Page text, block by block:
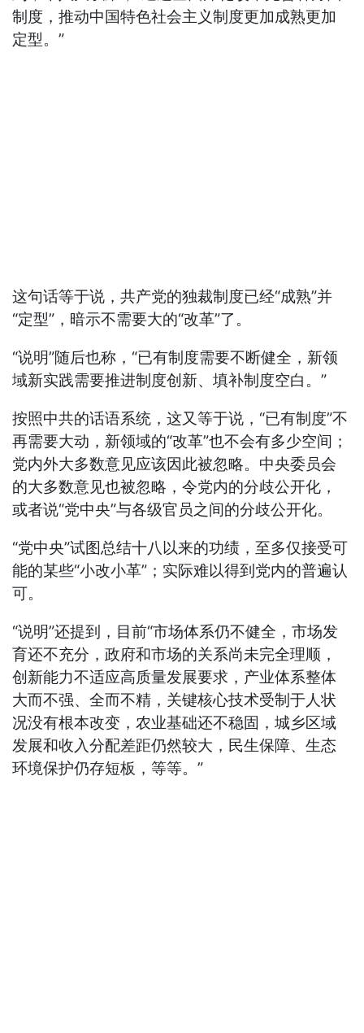
制度，推动中国特色社会主义制度更加成熟更加
定型。”
这句话等于说，共产党的独裁制度已经“成熟”并
“定型”，暗示不需要大的“改革”了。
“说明”随后也称，“已有制度需要不断健全，新领
域新实践需要推进制度创新、填补制度空白。”
按照中共的话语系统，这又等于说，“已有制度”不
再需要大动，新领域的“改革”也不会有多少空间；
党内外大多数意见应该因此被忽略。中央委员会
的大多数意见也被忽略，令党内的分歧公开化，
或者说“党中央”与各级官员之间的分歧公开化。
“党中央”试图总结十八以来的功绩，至多仅接受可
能的某些“小改小革”；实际难以得到党内的普遍认
可。
“说明”还提到，目前“市场体系仍不健全，市场发
育还不充分，政府和市场的关系尚未完全理顺，
创新能力不适应高质量发展要求，产业体系整体
大而不强、全而不精，关键核心技术受制于人状
况没有根本改变，农业基础还不稳固，城乡区域
发展和收入分配差距仍然较大，民生保障、生态
环境保护仍存短板，等等。”